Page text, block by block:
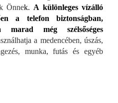
Önnek. A különleges vízálló
a telefon biztonságban,
marad még szélsőséges
a medencében, úszás,
munka, futás és egyéb